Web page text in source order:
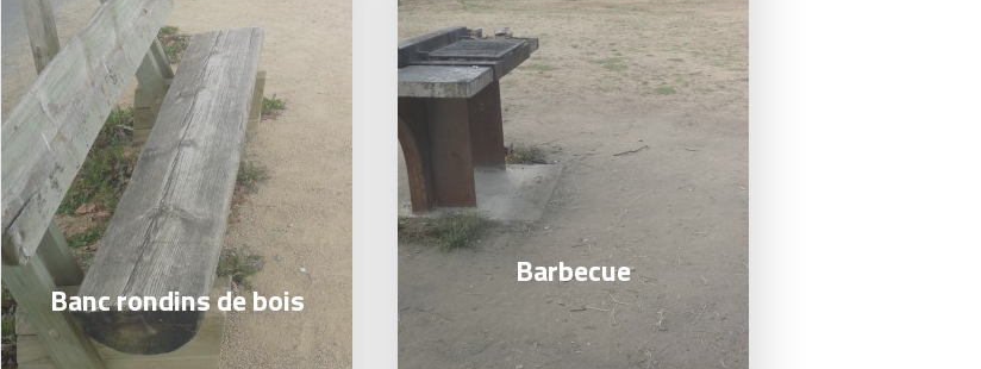
Banc rondins de bois
Barbecue